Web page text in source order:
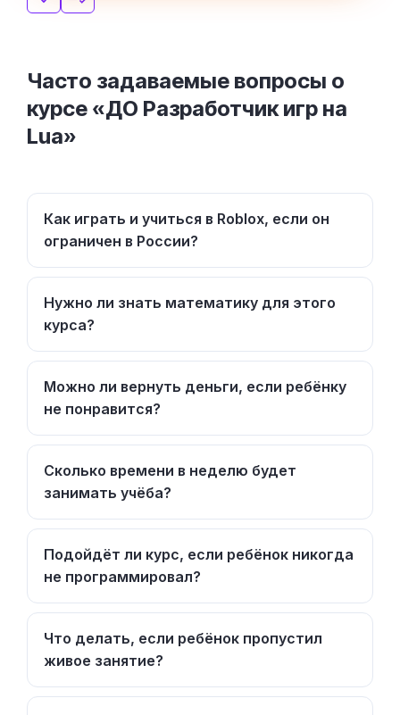
Часто задаваемые вопросы о
курсе «ДО Разработчик игр на
Lua»
Как играть и учиться в Roblox, если он
ограничен в России?
Нужно ли знать математику для этого
курса?
Можно ли вернуть деньги, если ребёнку
не понравится?
Сколько времени в неделю будет
занимать учёба?
Подойдёт ли курс, если ребёнок никогда
не программировал?
Что делать, если ребёнок пропустил
живое занятие?